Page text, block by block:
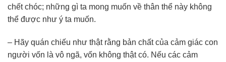
chết chóc; những gì ta mong muốn về thân thể này không
thể được như ý ta muốn.
– Hãy quán chiếu như thật rằng bản chất của cảm giác con
người vốn là vô ngã, vốn không thật có. Nếu các cảm